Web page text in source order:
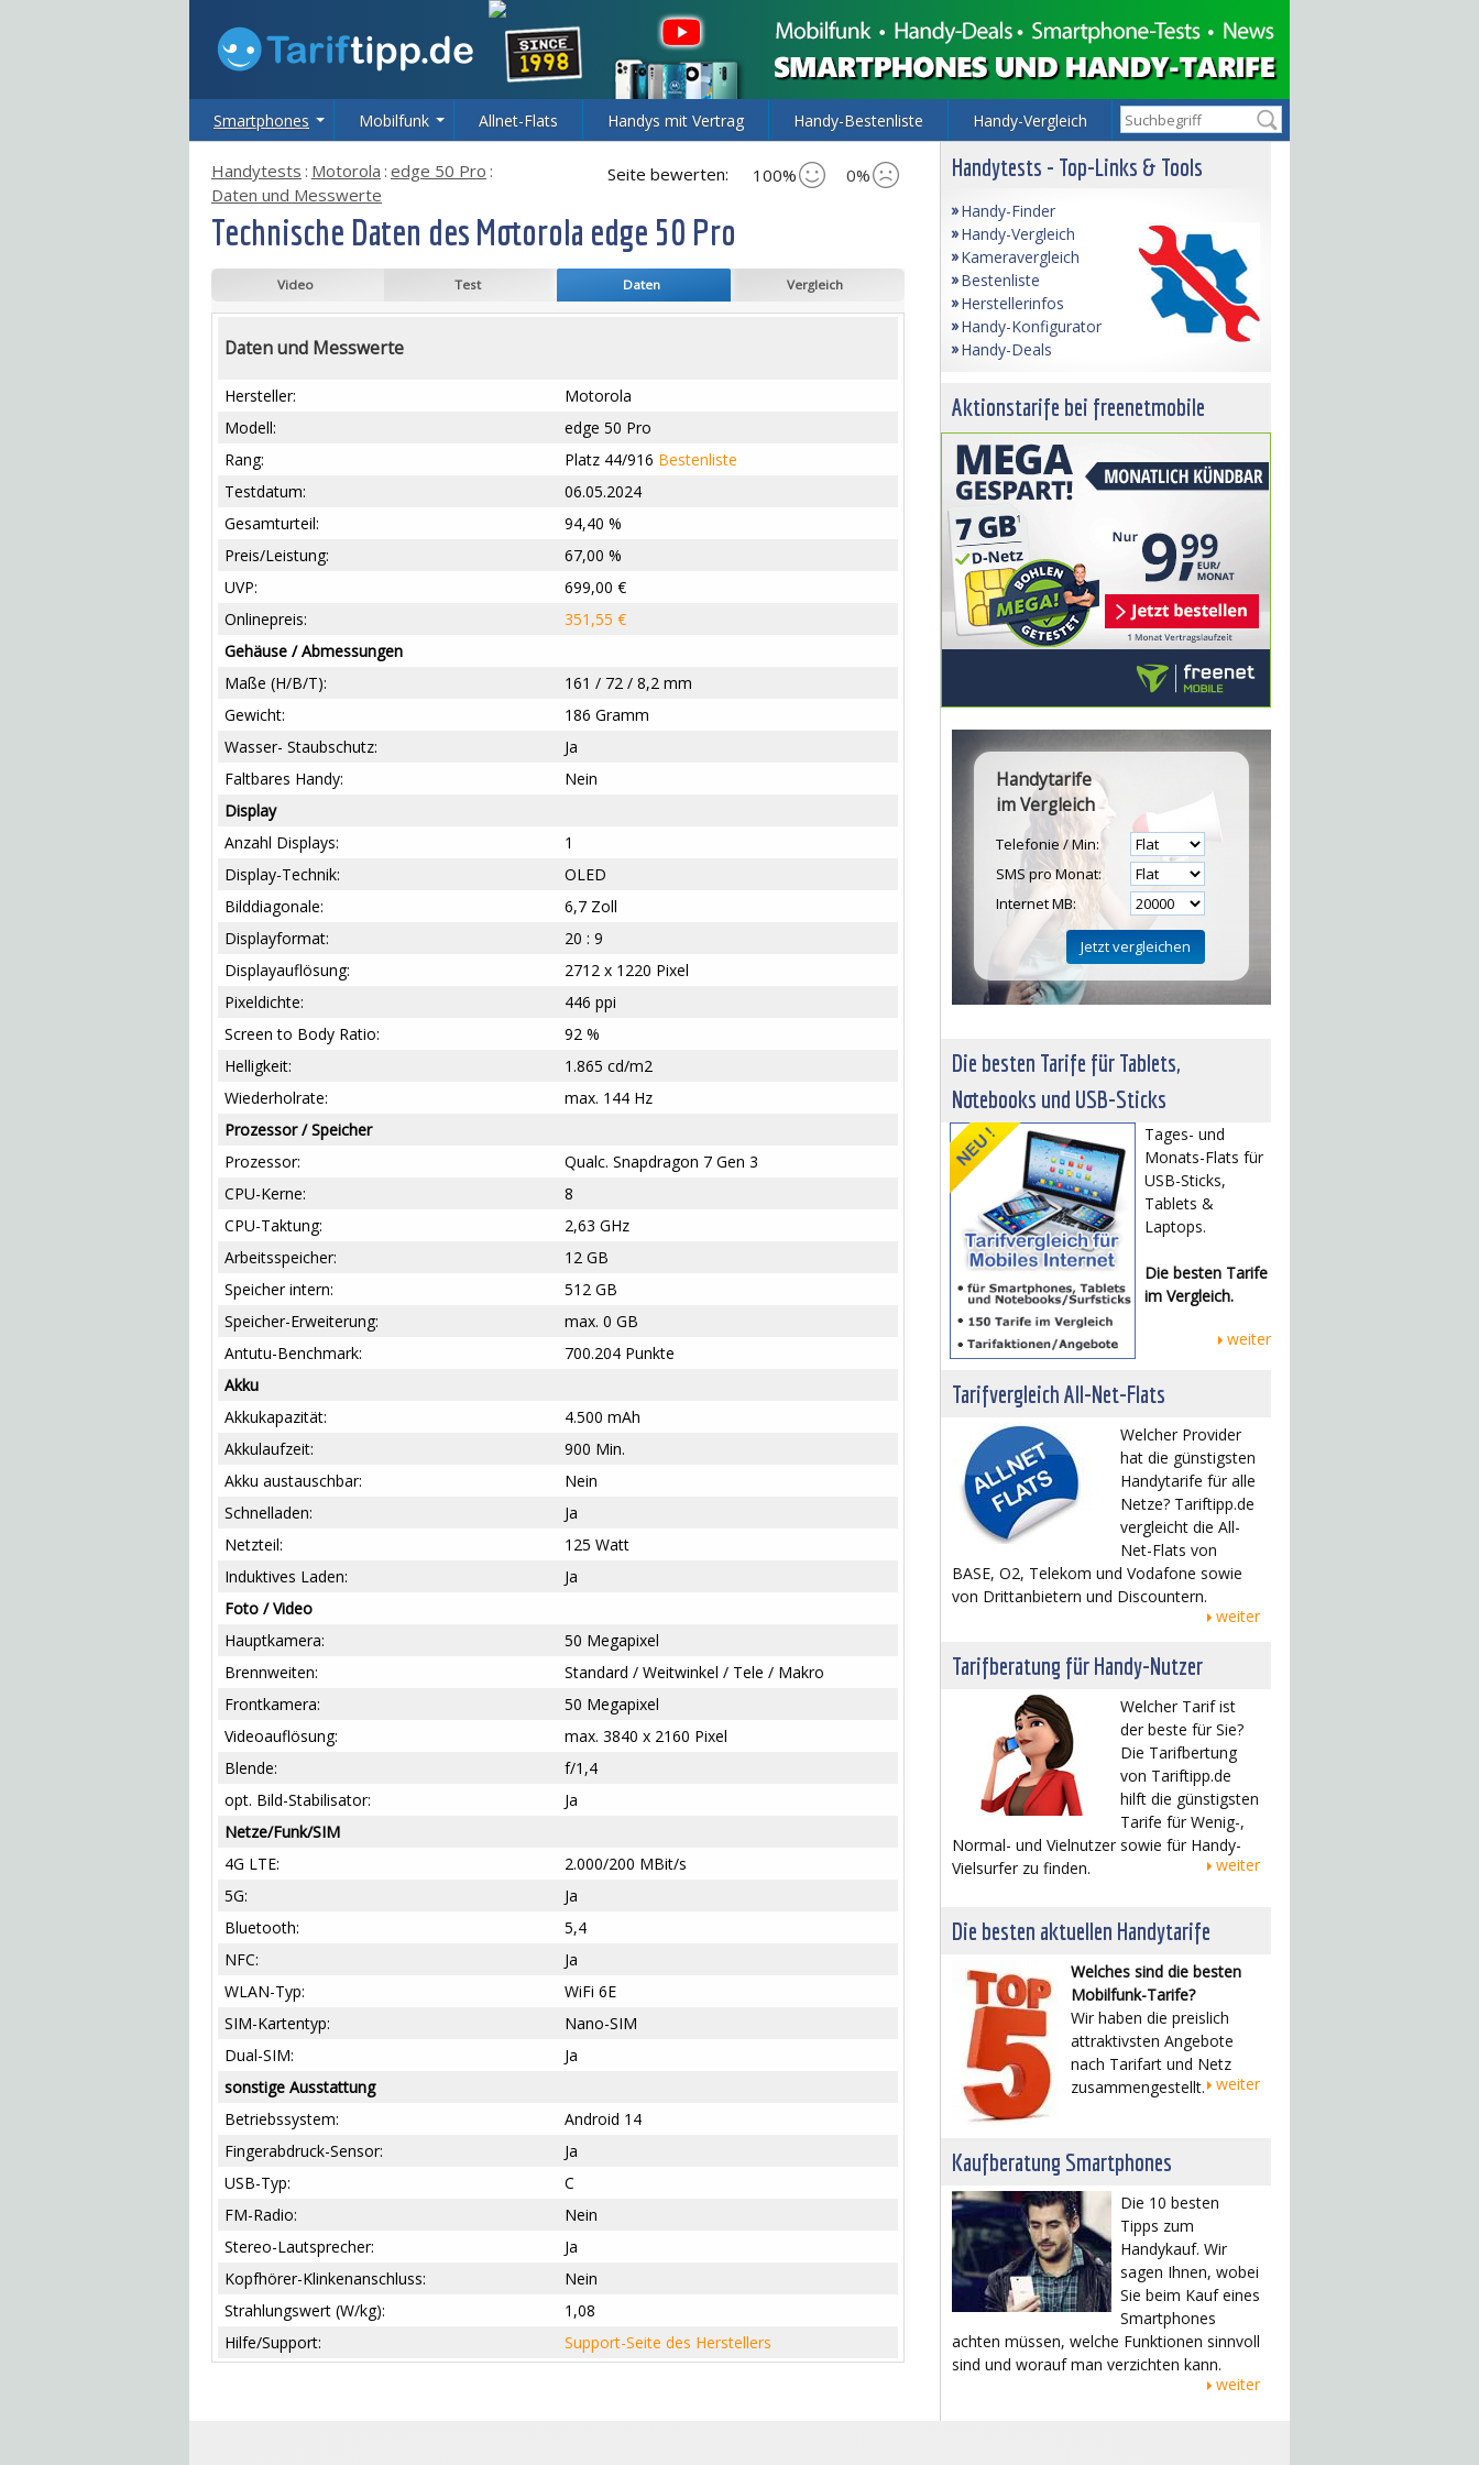
Smartphones Mobilfunk Allnet-Flats Handys mit Vertrag Handy-Bestenliste Handy-Vergleich
Seite bewerten: 100% 0%
Handytests : Motorola : edge 50 Pro :
Daten und Messwerte
Technische Daten des Motorola edge 50 Pro
Video Test Daten Vergleich
Daten und Messwerte
Motorola
Hersteller:
edge 50 Pro
Modell:
Platz 44/916 Bestenliste
Rang:
06.05.2024
Testdatum:
94,40 %
Gesamturteil:
67,00 %
Preis/Leistung:
699,00 €
UVP:
351,55 €
Onlinepreis:
Gehäuse / Abmessungen
161 / 72 / 8,2 mm
Maße (H/B/T):
186 Gramm
Gewicht:
Ja
Wasser- Staubschutz:
Nein
Faltbares Handy:
Display
1
Anzahl Displays:
OLED
Display-Technik:
6,7 Zoll
Bilddiagonale:
20 : 9
Displayformat:
2712 x 1220 Pixel
Displayauflösung:
446 ppi
Pixeldichte:
92 %
Screen to Body Ratio:
1.865 cd/m2
Helligkeit:
max. 144 Hz
Wiederholrate:
Prozessor / Speicher
Qualc. Snapdragon 7 Gen 3
Prozessor:
8
CPU-Kerne:
2,63 GHz
CPU-Taktung:
12 GB
Arbeitsspeicher:
512 GB
Speicher intern:
max. 0 GB
Speicher-Erweiterung:
700.204 Punkte
Antutu-Benchmark:
Akku
4.500 mAh
Akkukapazität:
900 Min.
Akkulaufzeit:
Nein
Akku austauschbar:
Ja
Schnelladen:
125 Watt
Netzteil:
Ja
Induktives Laden:
Foto / Video
50 Megapixel
Hauptkamera:
Standard / Weitwinkel / Tele / Makro
Brennweiten:
50 Megapixel
Frontkamera:
max. 3840 x 2160 Pixel
Videoauflösung:
f/1,4
Blende:
Ja
opt. Bild-Stabilisator:
Netze/Funk/SIM
2.000/200 MBit/s
4G LTE:
Ja
5G:
5,4
Bluetooth:
Ja
NFC:
WiFi 6E
WLAN-Typ:
Nano-SIM
SIM-Kartentyp:
Ja
Dual-SIM:
sonstige Ausstattung
Android 14
Betriebssystem:
Ja
Fingerabdruck-Sensor:
C
USB-Typ:
Nein
FM-Radio:
Ja
Stereo-Lautsprecher:
Nein
Kopfhörer-Klinkenanschluss:
1,08
Strahlungswert (W/kg):
Support-Seite des Herstellers
Hilfe/Support:
Handytests - Top-Links & Tools
Handy-Finder
Handy-Vergleich
Kameravergleich
Bestenliste
Herstellerinfos
Handy-Konfigurator
Handy-Deals
Aktionstarife bei freenetmobile
Handytarife
im Vergleich
Telefonie / Min:
SMS pro Monat:
Internet MB:
Die besten Tarife für Tablets,
Notebooks und USB-Sticks
Tages- und
Monats-Flats für
USB-Sticks,
Tablets &
Laptops.
Die besten Tarife
im Vergleich.
weiter
Tarifvergleich All-Net-Flats
Welcher Provider
hat die günstigsten
Handytarife für alle
Netze? Tariftipp.de
vergleicht die All-
Net-Flats von
BASE, O2, Telekom und Vodafone sowie
von Drittanbietern und Discountern.
weiter
Tarifberatung für Handy-Nutzer
Welcher Tarif ist
der beste für Sie?
Die Tarifbertung
von Tariftipp.de
hilft die günstigsten
Tarife für Wenig-,
Normal- und Vielnutzer sowie für Handy-
Vielsurfer zu finden.
weiter
Die besten aktuellen Handytarife
Welches sind die besten
Mobilfunk-Tarife?
Wir haben die preislich
attraktivsten Angebote
nach Tarifart und Netz
zusammengestellt. weiter
Kaufberatung Smartphones
Die 10 besten
Tipps zum
Handykauf. Wir
sagen Ihnen, wobei
Sie beim Kauf eines
Smartphones
achten müssen, welche Funktionen sinnvoll
sind und worauf man verzichten kann.
weiter